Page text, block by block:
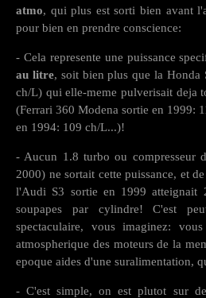
atmo, qui plus est sorti bien avant
pour bien en prendre conscience:
- Cela represente une puissance
au litre, soit bien plus que la Honda
ch/L) qui elle-meme pulverisait deja
(Ferrari 360 Modena sortie en 1999:
en 1994: 109 ch/L...)!
- Aucun 1.8 turbo ou compresseur
2000) ne sortait cette puissance, et
l'Audi S3 sortie en 1999 atteignait
soupapes par cylindre! C'est
spectaculaire, vous imaginez:
atmospherique des moteurs de la
epoque aides d'une suralimentation,
- C'est simple, on est plutot sur